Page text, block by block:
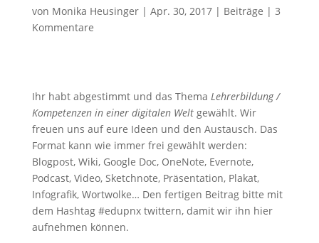
von Monika Heusinger| Apr. 30, 2017| Beiträge | 3
Kommentare
Ihr habt abgestimmt und das Thema Lehrerbildung /
Kompetenzen in einer digitalen Weltgewählt. Wir
freuen uns auf eure Ideen und den Austausch. Das
Format kann wie immer frei gewählt werden:
Blogpost, Wiki, Google Doc, OneNote, Evernote,
Podcast, Video, Sketchnote, Präsentation, Plakat,
Infografik, Wortwolke… Den fertigen Beitrag bitte mit
dem Hashtag #edupnx twittern, damit wir ihn hier
aufnehmen können.